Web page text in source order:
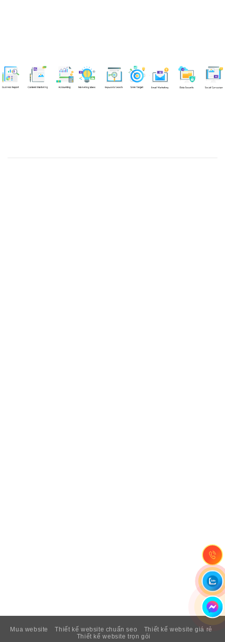
Mua website Thiết kế website chuẩn seo
Thiết kế website giá rẻ
Thiết kế website trọn gói